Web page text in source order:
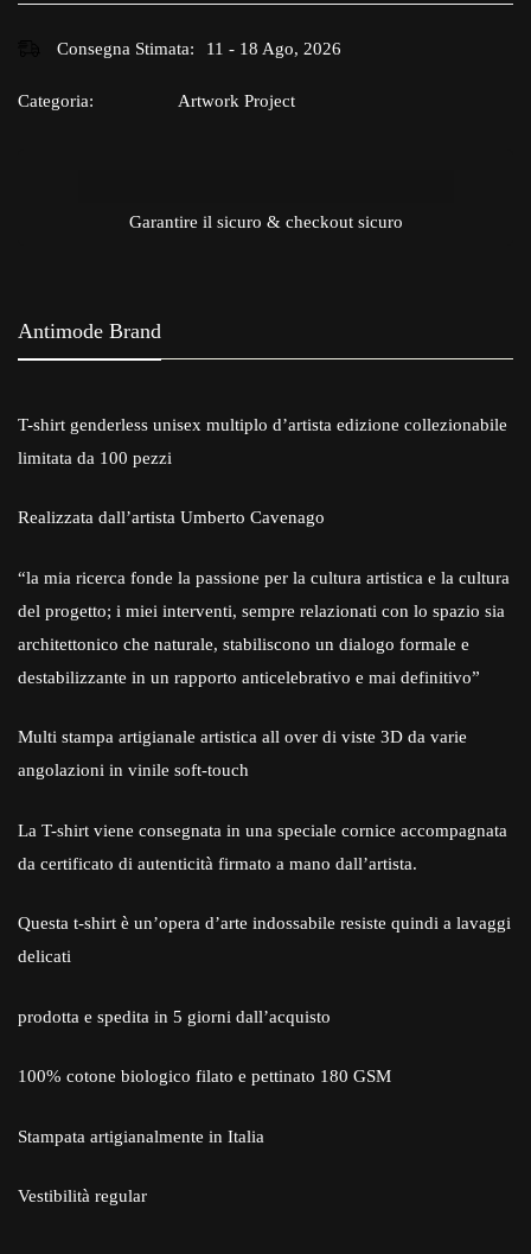
Consegna Stimata: 11 - 18 Ago, 2026
Categoria: Artwork Project
Garantire il sicuro & checkout sicuro
Antimode Brand
T-shirt genderless unisex multiplo d’artista edizione collezionabile
limitata da 100 pezzi
Realizzata dall’artista Umberto Cavenago
“la mia ricerca fonde la passione per la cultura artistica e la cultura
del progetto; i miei interventi, sempre relazionati con lo spazio sia
architettonico che naturale, stabiliscono un dialogo formale e
destabilizzante in un rapporto anticelebrativo e mai definitivo”
Multi stampa artigianale artistica all over di viste 3D da varie
angolazioni in vinile soft-touch
La T-shirt viene consegnata in una speciale cornice accompagnata
da certificato di autenticità firmato a mano dall’artista.
Questa t-shirt è un’opera d’arte indossabile resiste quindi a lavaggi
delicati
prodotta e spedita in 5 giorni dall’acquisto
100% cotone biologico filato e pettinato 180 GSM
Stampata artigianalmente in Italia
Vestibilità regular